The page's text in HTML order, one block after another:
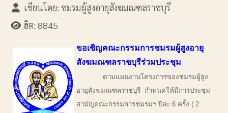
เขียนโดย: ชมรมผู้สูงอายุสังฆมณฑลราชบุรี
ฮิต: 8845
ขอเชิญคณะกรรมการชมรมผู้สูงอายุ
สังฆมณฑลราชบุรีร่วมประชุม
ตามแผนงานโครงการของชมรมผู้สูง
อายุสังฆมณฑลราชบุรี กำหนดให้มีการประชุม
สามัญคณะกรรมการชมรมฯ ปีละ 6 ครั้ง ( 2